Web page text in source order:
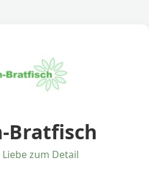
Bratfisch
zum Detail